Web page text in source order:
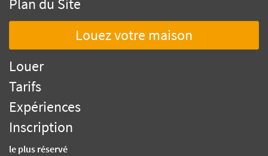
Plan du Site
Louez votre maison
Louer
Tarifs
Expériences
Inscription
le plus réservé